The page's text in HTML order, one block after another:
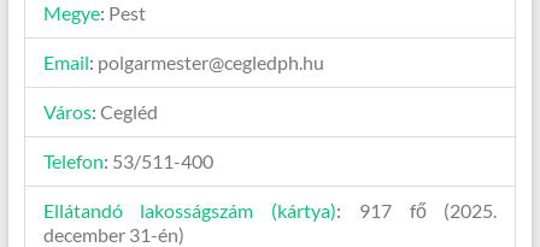
Megye: Pest
Email: polgarmester@cegledph.hu
Város: Cegléd
Telefon: 53/511-400
Ellátandó lakosságszám (kártya): 917 fő (2025.
december 31-én)